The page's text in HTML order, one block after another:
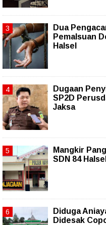
Dua
Pemalsuan
Halsel
Dugaan
SP2D
Jaksa
Mangkir
SDN 84
Diduga
Didesak